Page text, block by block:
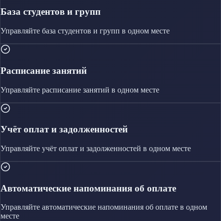
База студентов и групп
Управляйте база студентов и групп в одном месте
Расписание занятий
Управляйте расписание занятий в одном месте
Учёт оплат и задолженностей
Управляйте учёт оплат и задолженностей в одном месте
Автоматические напоминания об оплате
Управляйте автоматические напоминания об оплате в одном
месте